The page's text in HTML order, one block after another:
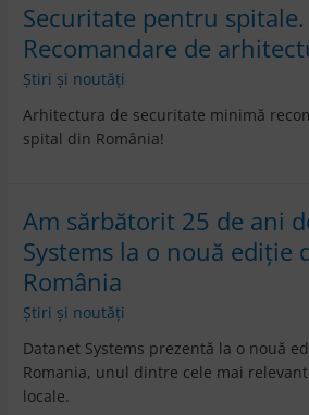
Securitate pentru spitale.
Recomandare de
Știri și noutăți
Arhitectura de securitate minimă
spital din România!
Am sărbătorit 25 de ani
Systems la o nouă ediție
România
Știri și noutăți
Datanet Systems prezentă la o nouă
Romania, unul dintre cele mai
locale.